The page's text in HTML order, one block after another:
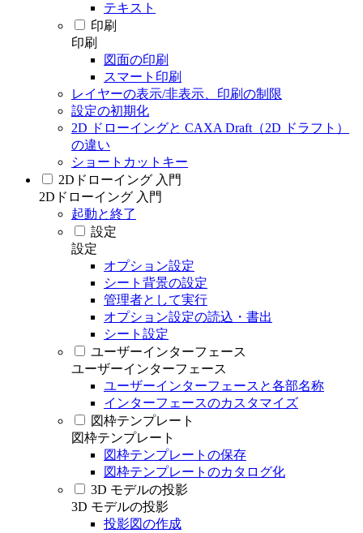
テキスト
印刷
印刷
図面の印刷
スマート印刷
レイヤーの表示/非表示、印刷の制限
設定の初期化
2D ドローイングと CAXA Draft（2D ドラフト）
の違い
ショートカットキー
2Dドローイング 入門
2Dドローイング 入門
起動と終了
設定
設定
オプション設定
シート背景の設定
管理者として実行
オプション設定の読込・書出
シート設定
ユーザーインターフェース
ユーザーインターフェース
ユーザーインターフェースと各部名称
インターフェースのカスタマイズ
図枠テンプレート
図枠テンプレート
図枠テンプレートの保存
図枠テンプレートのカタログ化
3D モデルの投影
3D モデルの投影
投影図の作成